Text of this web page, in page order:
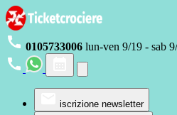
0105733006 lun-ven 9/19 - sab
iscrizione newsletter